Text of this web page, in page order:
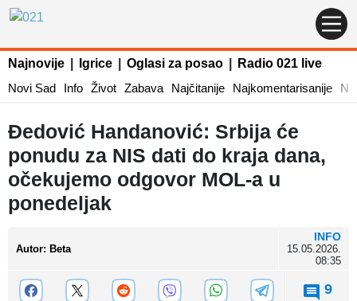
Najnovije Igrice Oglasi za posao
Radio 021 live
Novi Sad
Info Život Zabava Najčitanije Najkomentarisanije
Đedović Handanović: Srbija će
ponudu za NIS dati do kraja dana,
očekujemo odgovor MOL-a u
ponedeljak
Autor: Beta
INFO
15.05.2026.
08:35
9